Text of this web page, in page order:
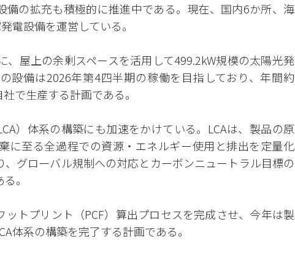
備の拡充も積極的に推進中である。現在、国内6か所、海
電設備を運営している。
、屋上の余剰スペースを活用して499.2kW規模の太陽光発
設備は2026年第4四半期の稼働を目指しており、年間約
で生産する計画である。
）体系の構築にも加速をかけている。LCAは、製品の原
に至る全過程での資源・エネルギー使用と排出を定量化
、グローバル規制への対応とカーボンニュートラル目標の
。
トプリント（PCF）算出プロセスを完成させ、今年は製
体系の構築を完了する計画である。